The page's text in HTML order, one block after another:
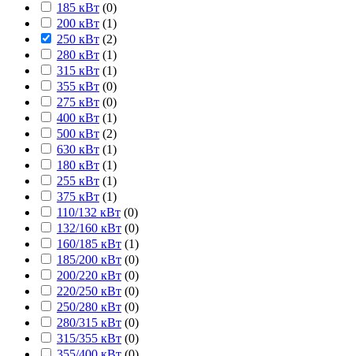
185 кВт (0)
200 кВт (1)
250 кВт (2)
280 кВт (1)
315 кВт (1)
355 кВт (0)
275 кВт (0)
400 кВт (1)
500 кВт (2)
630 кВт (1)
180 кВт (1)
255 кВт (1)
375 кВт (1)
110/132 кВт (0)
132/160 кВт (0)
160/185 кВт (1)
185/200 кВт (0)
200/220 кВт (0)
220/250 кВт (0)
250/280 кВт (0)
280/315 кВт (0)
315/355 кВт (0)